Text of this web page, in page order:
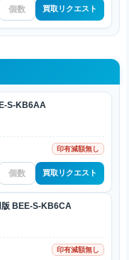
買取リクエスト
S-KB6AA
印有減額無し
買取リクエスト
BEE-S-KB6CA
印有減額無し